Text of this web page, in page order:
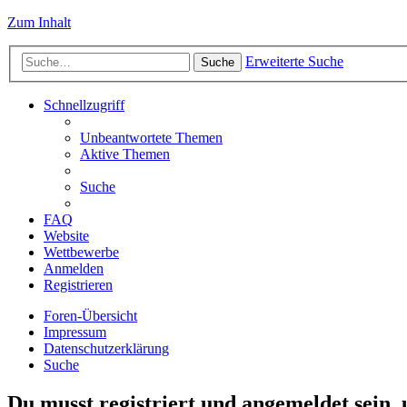
Zum Inhalt
Suche Erweiterte Suche
Schnellzugriff
Unbeantwortete Themen
Aktive Themen
Suche
FAQ
Website
Wettbewerbe
Anmelden
Registrieren
Foren-Übersicht
Impressum
Datenschutzerklärung
Suche